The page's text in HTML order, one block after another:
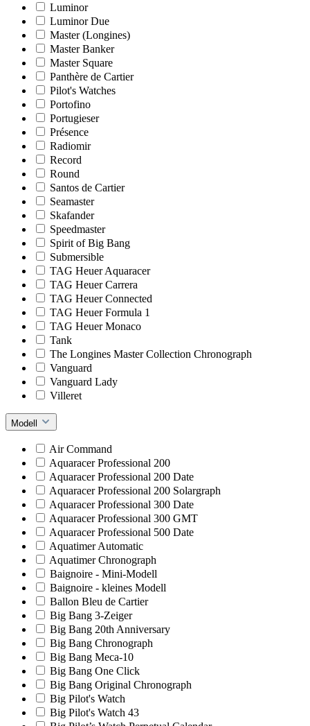
Luminor
Luminor Due
Master (Longines)
Master Banker
Master Square
Panthère de Cartier
Pilot's Watches
Portofino
Portugieser
Présence
Radiomir
Record
Round
Santos de Cartier
Seamaster
Skafander
Speedmaster
Spirit of Big Bang
Submersible
TAG Heuer Aquaracer
TAG Heuer Carrera
TAG Heuer Connected
TAG Heuer Formula 1
TAG Heuer Monaco
Tank
The Longines Master Collection Chronograph
Vanguard
Vanguard Lady
Villeret
Modell
Air Command
Aquaracer Professional 200
Aquaracer Professional 200 Date
Aquaracer Professional 200 Solargraph
Aquaracer Professional 300 Date
Aquaracer Professional 300 GMT
Aquaracer Professional 500 Date
Aquatimer Automatic
Aquatimer Chronograph
Baignoire - Mini-Modell
Baignoire - kleines Modell
Ballon Bleu de Cartier
Big Bang 3-Zeiger
Big Bang 20th Anniversary
Big Bang Chronograph
Big Bang Meca-10
Big Bang One Click
Big Bang Original Chronograph
Big Pilot's Watch
Big Pilot's Watch 43